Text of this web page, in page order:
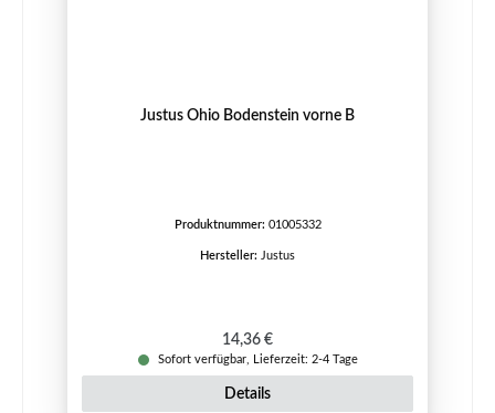
Justus Ohio Bodenstein vorne B
Produktnummer: 01005332
Hersteller: Justus
Regulärer Preis:
14,36 €
Sofort verfügbar, Lieferzeit: 2-4 Tage
Details